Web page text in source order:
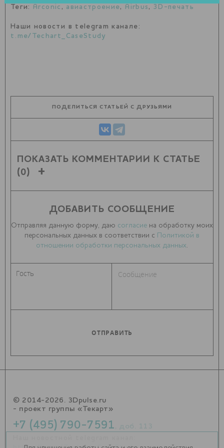
Теги: Arconic , авиастроение, Airbus , 3D-печать
Наши новости в telegram канале:
t.me/Techart_CaseStudy
ПОДЕЛИТЬСЯ СТАТЬЕЙ С ДРУЗЬЯМИ
ПОКАЗАТЬ КОММЕНТАРИИ К СТАТЬЕ
(0)
ДОБАВИТЬ СООБЩЕНИЕ
Отправляя данную форму, даю согласие на обработку моих
персональных данных в соответствии с
Политикой в
отношении обработки персональных данных.
© 2014-2026. 3Dpulse.ru
- проект группы «Текарт»
+7 (495) 790-7591